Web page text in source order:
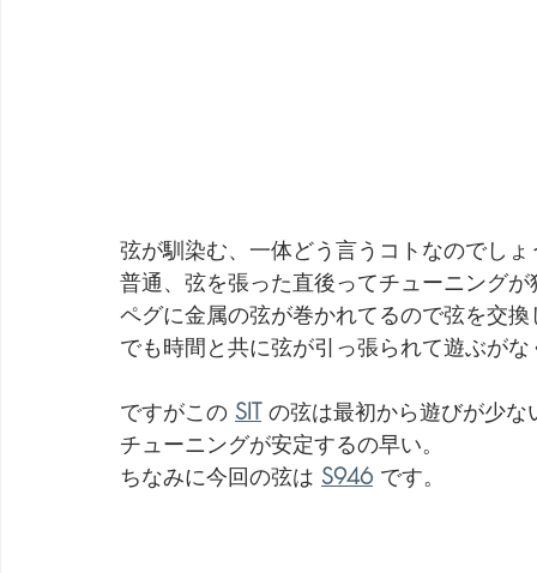
弦が馴染む、一体どう言うコトなのでしょ
普通、弦を張った直後ってチューニング
ペグに金属の弦が巻かれてるので弦を交
でも時間と共に弦が引っ張られて遊ぶが
ですがこの SIT の弦は最初から遊びが少な
チューニングが安定するの早い。
ちなみに今回の弦は S946 です。